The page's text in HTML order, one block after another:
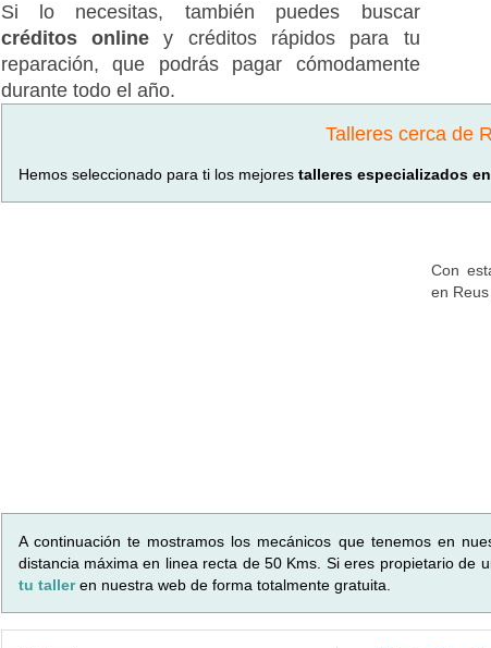
Si lo necesitas, también puedes buscar
créditos onliney créditos rápidos para tu
reparación, que podrás pagar cómodamente
durante todo el año.
Talleres cerca de
Hemos seleccionado para ti los mejores talleres especializados
Con
en
A continuación te mostramos los mecánicos que tenemos en
distancia máxima en linea recta de 50 Kms. Si eres propietario de
tu talleren nuestra web de forma totalmente gratuita.